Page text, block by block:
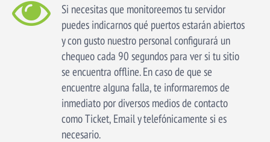
Si necesitas que monitoreemos tu servidor
puedes indicarnos qué puertos estarán abiertos
y con gusto nuestro personal configurará un
chequeo cada 90 segundos para ver si tu sitio
se encuentra offline. En caso de que se
encuentre alguna falla, te informaremos de
inmediato por diversos medios de contacto
como Ticket, Email y telefónicamente si es
necesario.